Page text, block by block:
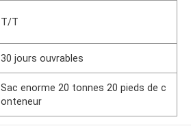
T/T
30 jours ouvrables
Sac enorme 20 tonnes 20 pieds de c
onteneur